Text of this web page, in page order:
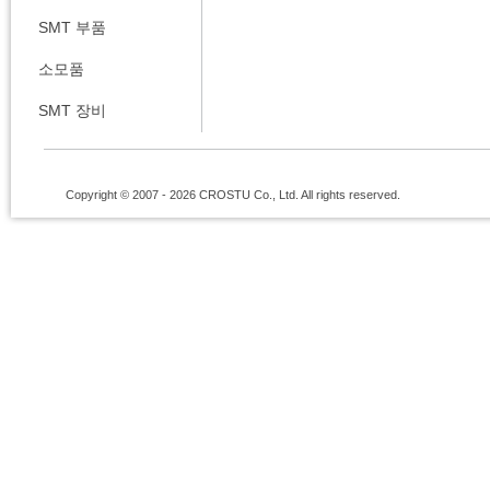
SMT 부품
소모품
SMT 장비
Copyright © 2007 - 2026 CROSTU Co., Ltd. All rights reserved.